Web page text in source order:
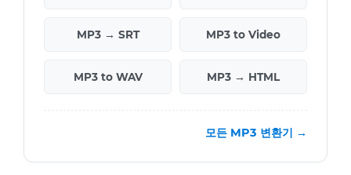
MP3 → SRT MP3 to Video
MP3 to WAV MP3 → HTML
모든 MP3 변환기 →